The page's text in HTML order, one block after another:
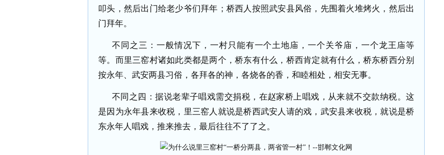
叩头，然后出门给老少爷们拜年；桥西人按照武安县风俗，先围着火堆烤火，然后出
门拜年。
不同之三：一般情况下，一村只能有一个土地庙，一个关爷庙，一个龙王庙等
等。而里三窑村诸如此类都是两个，桥东有什么，桥西肯定就有什么，桥东桥西分别
按永年、武安两县习俗，各拜各的神，各烧各的香，和睦相处，相安无事。
不同之四：据说老辈子唱戏需交捐税，在赵家桥上唱戏，从来就不交款纳税。这
是因为永年县来收税，里三窑人就说是桥西武安人请的戏，武安县来收税，就说是桥
东永年人唱戏，推来推去，最后往往不了了之。